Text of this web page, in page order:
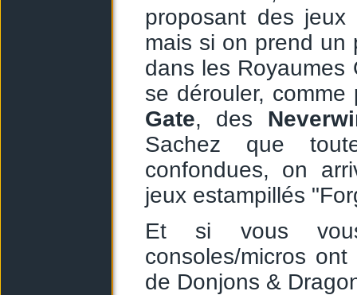
proposant des
mais si on prend un
dans les Royaumes
se dérouler,
Gate, des
Sachez que
confondues, on
jeux estampillés
Et si vous
consoles/micros
de Donjons &